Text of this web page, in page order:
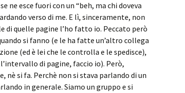
ne esce fuori con un “beh, ma chi doveva
verso di me. E lì, sinceramente, non
di quelle pagine l’ho fatto io. Peccato però
si fanno (e le ha fatte un’altro collega
(ed è lei che le controlla e le spedisce),
di pagine, faccio io). Però,
nè si fa. Perchè non si stava parlando di un
in generale. Siamo un gruppo e si